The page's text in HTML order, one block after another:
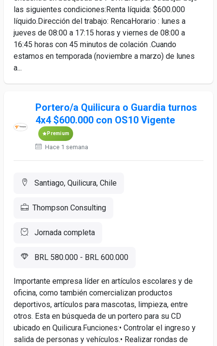
las siguientes condiciones:Renta líquida: $600.000
líquido.Dirección del trabajo: RencaHorario : lunes a
jueves de 08:00 a 17:15 horas y viernes de 08:00 a
16:45 horas con 45 minutos de colación .Cuando
estamos en temporada (noviembre a marzo) de lunes
a...
Portero/a Quilicura o Guardia turnos
4x4 $600.000 con OS10 Vigente
Premium
Hace 1 semana
Santiago, Quilicura, Chile
Thompson Consulting
Jornada completa
BRL 580.000 - BRL 600.000
Importante empresa líder en artículos escolares y de
oficina, como también comercializan productos
deportivos, artículos para mascotas, limpieza, entre
otros. Esta en búsqueda de un portero para su CD
ubicado en Quilicura.Funciones:• Controlar el ingreso y
salida de personas y vehículos.• Realizar rondas de